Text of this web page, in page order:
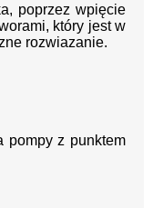
poprzez wpięcie
który jest w
rozwiazanie.
pompy z punktem